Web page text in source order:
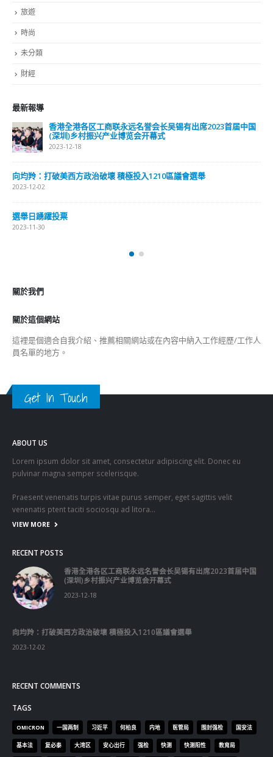
旅遊
時尚
未分類
財經
最新報導
香港全港各区工商联永远名誉会长吴锡有出席2023首届中国
(深圳)乡村振兴产业博览会开幕式
2023-12-18
向均羚：打破美西方政治破壞 積極投入1210區議會選舉
2023-12-02
選舉日踴躍投票
2023-11-30
關於我們
關於這個網站
這裡是個適合自我介紹、推薦相關網站或在內容中納入工作經歷/工作人
員名單的地方。
Get In Touch
ABOUT US
Lorem ipsum dolor sit amet, consectetur adipiscing elit. Donec eu
pulvinar magna semper scelerisque.
Praesent venenatis turpis vitae purus semper, eget sagittis velit
venenatis ptent taciti sociosqu ad litora…
VIEW MORE
RECENT POSTS
香港全港各区工商联永远名誉会长吴锡有出席2023首届中国
(深圳)乡村振兴产业博览会开幕式
2023-12-18
向均羚：打破美西方政治破壞 積極投入1210區議會選舉
2023-12-02
RECENT COMMENTS
TAGS
OMICRON 一国两制 习近平 何柏良 内地 医管局 围封强检 国安法
基本法 复必泰 大湾区 安心出行 强检 快测 快测阳性 教育局